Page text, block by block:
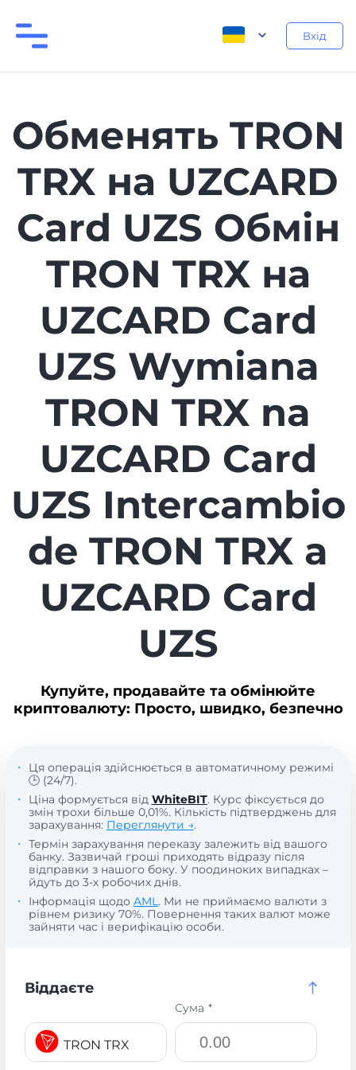
Вхід
Обменять TRON
TRX на UZCARD
Card UZS Обмін
TRON TRX на
UZCARD Card
UZS Wymiana
TRON TRX na
UZCARD Card
UZS Intercambio
de TRON TRX a
UZCARD Card
UZS
Купуйте, продавайте та обмінюйте
криптовалюту: Просто, швидко, безпечно
Ця операція здійснюється в автоматичному режимі
🕒 (24/7).
Ціна формується від WhiteBIT. Курс фіксується до
змін трохи більше 0,01%. Кількість підтверджень для
зарахування: Переглянути →.
Термін зарахування переказу залежить від вашого
банку. Зазвичай гроші приходять відразу після
відправки з нашого боку. У поодиноких випадках –
йдуть до 3-х робочих днів.
Інформація щодо AML. Ми не приймаємо валюти з
рівнем ризику 70%. Повернення таких валют може
зайняти час і верифікацію особи.
Віддаєте
TRON TRX
Сума *